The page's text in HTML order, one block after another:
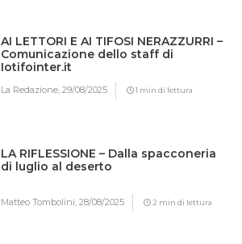
AI LETTORI E AI TIFOSI NERAZZURRI –
Comunicazione dello staff di
Iotifointer.it
La Redazione,29/08/2025 1 min di lettura
LA RIFLESSIONE – Dalla spacconeria
di luglio al deserto
Matteo Tombolini,28/08/2025 2 min di lettura